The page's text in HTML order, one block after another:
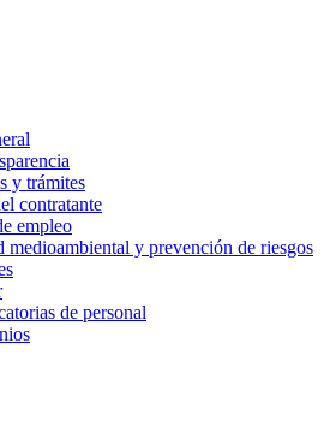
y trámites
contratante
empleo
medioambiental y prevención de riesgos
de personal